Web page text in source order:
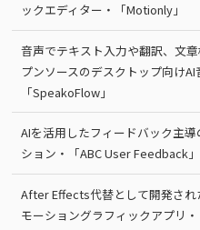
ックエディター・「Motionly」
音声でテキスト入力や翻訳、文
プンソースのデスクトップ向けAI
「SpeakoFlow」
AIを活用したフィードバック主
ション・「ABC User Feedback」
After Effects代替として開発され
モーショングラフィックアプリ・